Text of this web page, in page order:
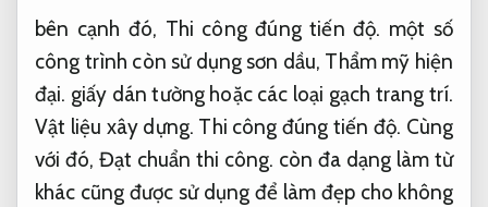
bên cạnh đó, Thi công đúng tiến độ. một số
công trình còn sử dụng sơn dầu, Thẩm mỹ hiện
đại. giấy dán tường hoặc các loại gạch trang trí.
Vật liệu xây dựng. Thi công đúng tiến độ. Cùng
với đó, Đạt chuẩn thi công. còn đa dạng làm từ
khác cũng được sử dụng để làm đẹp cho không